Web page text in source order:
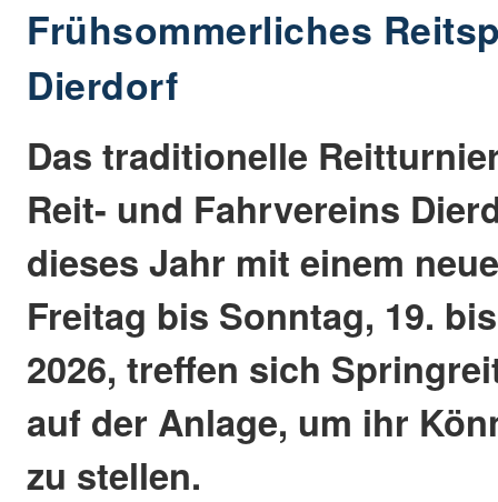
Frühsommerliches
Dierdorf
Das traditionelle
Reit- und Fahrvereins
dieses Jahr mit einem
Freitag bis Sonntag, 19.
2026, treffen sich
auf der Anlage, um ihr
zu stellen.